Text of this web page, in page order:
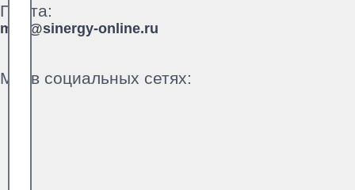
Почта:
mail@sinergy-online.ru
Мы в социальных сетях: